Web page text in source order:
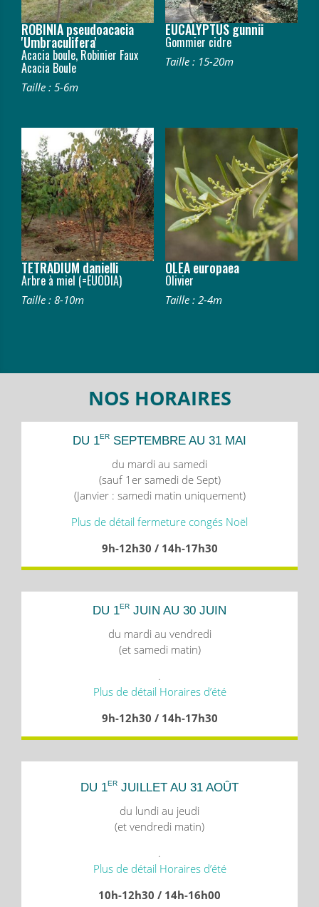
ROBINIA pseudoacacia
'Umbraculifera'
Acacia boule, Robinier Faux
Acacia Boule
Taille : 5-6m
EUCALYPTUS gunnii
Gommier cidre
Taille : 15-20m
TETRADIUM danielli
Arbre à miel (=EUODIA)
Taille : 8-10m
OLEA europaea
Olivier
Taille : 2-4m
NOS HORAIRES
DU 1ER SEPTEMBRE AU 31 MAI
du mardi au samedi
(sauf 1er samedi de Sept)
(Janvier : samedi matin uniquement)
Plus de détail fermeture congés Noël
9h-12h30 / 14h-17h30
DU 1ER JUIN AU 30 JUIN
du mardi au vendredi
(et samedi matin)
.
Plus de détail Horaires d’été
9h-12h30 / 14h-17h30
DU 1ER JUILLET AU 31 AOÛT
du lundi au jeudi
(et vendredi matin)
.
Plus de détail Horaires d’été
10h-12h30 / 14h-16h00